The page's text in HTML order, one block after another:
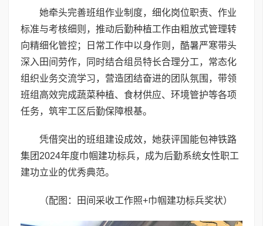
她牵头完善班组作业制度，细化岗位职责、作业
标准与考核细则，推动后勤种植工作由粗放式管理转
向精细化管控；日常工作中以身作则，酷暑严寒带头
深入田间劳作，同时结合组员特长合理分工，常态化
组织业务交流学习，营造团结奋进的团队氛围，带领
班组高效完成蔬菜种植、食材供应、环境管护等各项
任务，筑牢工区后勤保障根基。
凭借突出的班组建设成效，她获评国能包神铁路
集团2024年度巾帼建功标兵，成为后勤系统女性职工
建功立业的优秀典范。
（配图：田间采收工作照+巾帼建功标兵奖状）